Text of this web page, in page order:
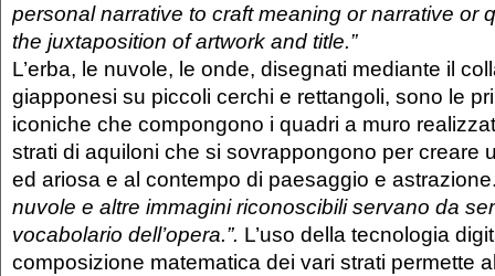
personal narrative to craft meaning or narrative or
the juxtaposition of artwork and title.”
L’erba, le nuvole, le onde, disegnati mediante il
giapponesi su piccoli cerchi e rettangoli, sono le
iconiche che compongono i quadri a muro
strati di aquiloni che si sovrappongono per creare
ed ariosa e al contempo di paesaggio e
nuvole e altre immagini riconoscibili servano da
vocabolario dell’opera.”. L’uso della tecnologia
composizione matematica dei vari strati permette